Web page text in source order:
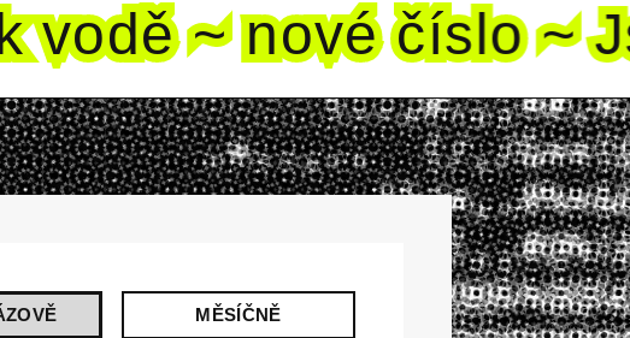
~ novéčíslo ~
MĚSÍČNĚ